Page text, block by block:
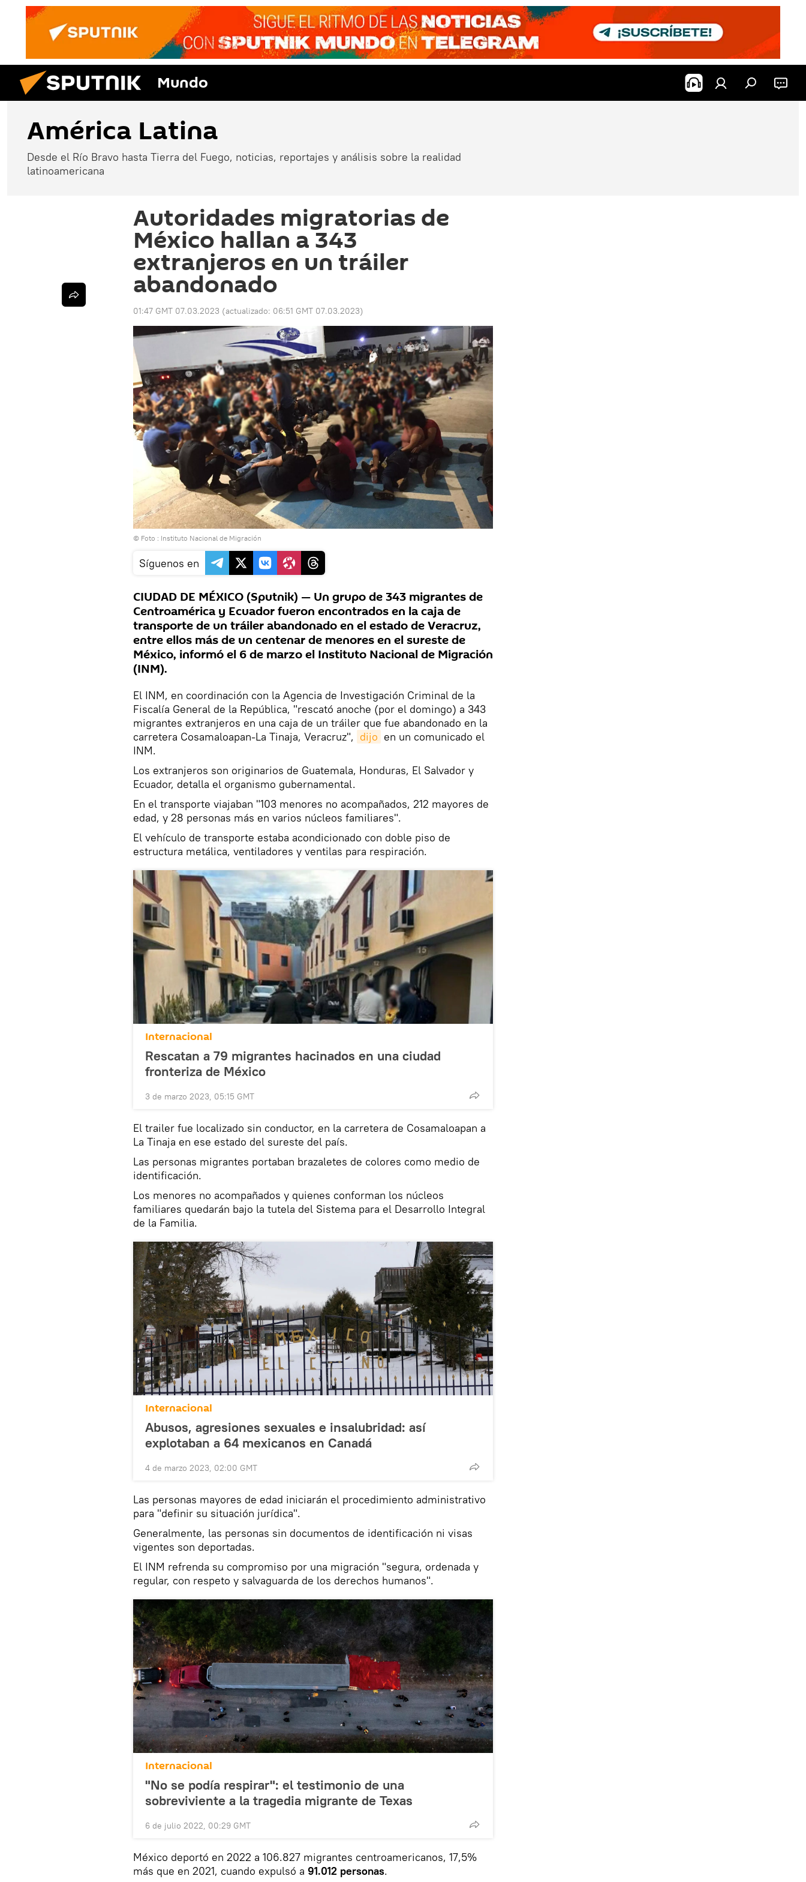
Mundo
América Latina
Desde el Río Bravo hasta Tierra del Fuego, noticias, reportajes y análisis sobre la realidad
latinoamericana
Autoridades migratorias de
México hallan a 343
extranjeros en un tráiler
abandonado
01:47 GMT 07.03.2023 (actualizado: 06:51 GMT 07.03.2023)
© Foto : Instituto Nacional de Migración
Síguenos en
CIUDAD DE MÉXICO (Sputnik) — Un grupo de 343 migrantes de
Centroamérica y Ecuador fueron encontrados en la caja de
transporte de un tráiler abandonado en el estado de Veracruz,
entre ellos más de un centenar de menores en el sureste de
México, informó el 6 de marzo el Instituto Nacional de Migración
(INM).
El INM, en coordinación con la Agencia de Investigación Criminal de la
Fiscalía General de la República, "rescató anoche (por el domingo) a 343
migrantes extranjeros en una caja de un tráiler que fue abandonado en la
carretera Cosamaloapan-La Tinaja, Veracruz", dijo en un comunicado el
INM.
Los extranjeros son originarios de Guatemala, Honduras, El Salvador y
Ecuador, detalla el organismo gubernamental.
En el transporte viajaban "103 menores no acompañados, 212 mayores de
edad, y 28 personas más en varios núcleos familiares".
El vehículo de transporte estaba acondicionado con doble piso de
estructura metálica, ventiladores y ventilas para respiración.
Internacional
Rescatan a 79 migrantes hacinados en una ciudad
fronteriza de México
3 de marzo 2023, 05:15 GMT
El trailer fue localizado sin conductor, en la carretera de Cosamaloapan a
La Tinaja en ese estado del sureste del país.
Las personas migrantes portaban brazaletes de colores como medio de
identificación.
Los menores no acompañados y quienes conforman los núcleos
familiares quedarán bajo la tutela del Sistema para el Desarrollo Integral
de la Familia.
Internacional
Abusos, agresiones sexuales e insalubridad: así
explotaban a 64 mexicanos en Canadá
4 de marzo 2023, 02:00 GMT
Las personas mayores de edad iniciarán el procedimiento administrativo
para "definir su situación jurídica".
Generalmente, las personas sin documentos de identificación ni visas
vigentes son deportadas.
El INM refrenda su compromiso por una migración "segura, ordenada y
regular, con respeto y salvaguarda de los derechos humanos".
Internacional
"No se podía respirar": el testimonio de una
sobreviviente a la tragedia migrante de Texas
6 de julio 2022, 00:29 GMT
México deportó en 2022 a 106.827 migrantes centroamericanos, 17,5%
más que en 2021, cuando expulsó a 91.012 personas.